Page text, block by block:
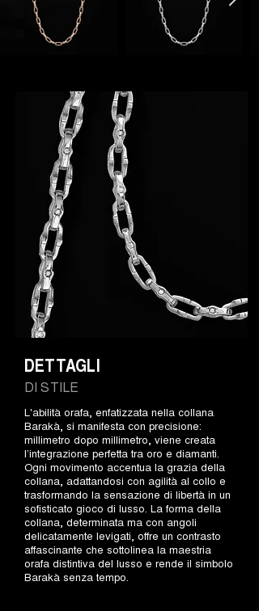
DI STILE
DETTAGLI
L'abilità orafa, enfatizzata nella collana
Barakà, si manifesta con precisione:
millimetro dopo millimetro, viene creata
l’integrazione perfetta tra oro e diamanti.
Ogni movimento accentua la grazia della
collana, adattandosi con agilità al collo e
trasformando la sensazione di libertà in un
sofisticato gioco di lusso. La forma della
collana, determinata ma con angoli
delicatamente levigati, offre un contrasto
affascinante che sottolinea la maestria
orafa distintiva del lusso e rende il simbolo
Barakà senza tempo.